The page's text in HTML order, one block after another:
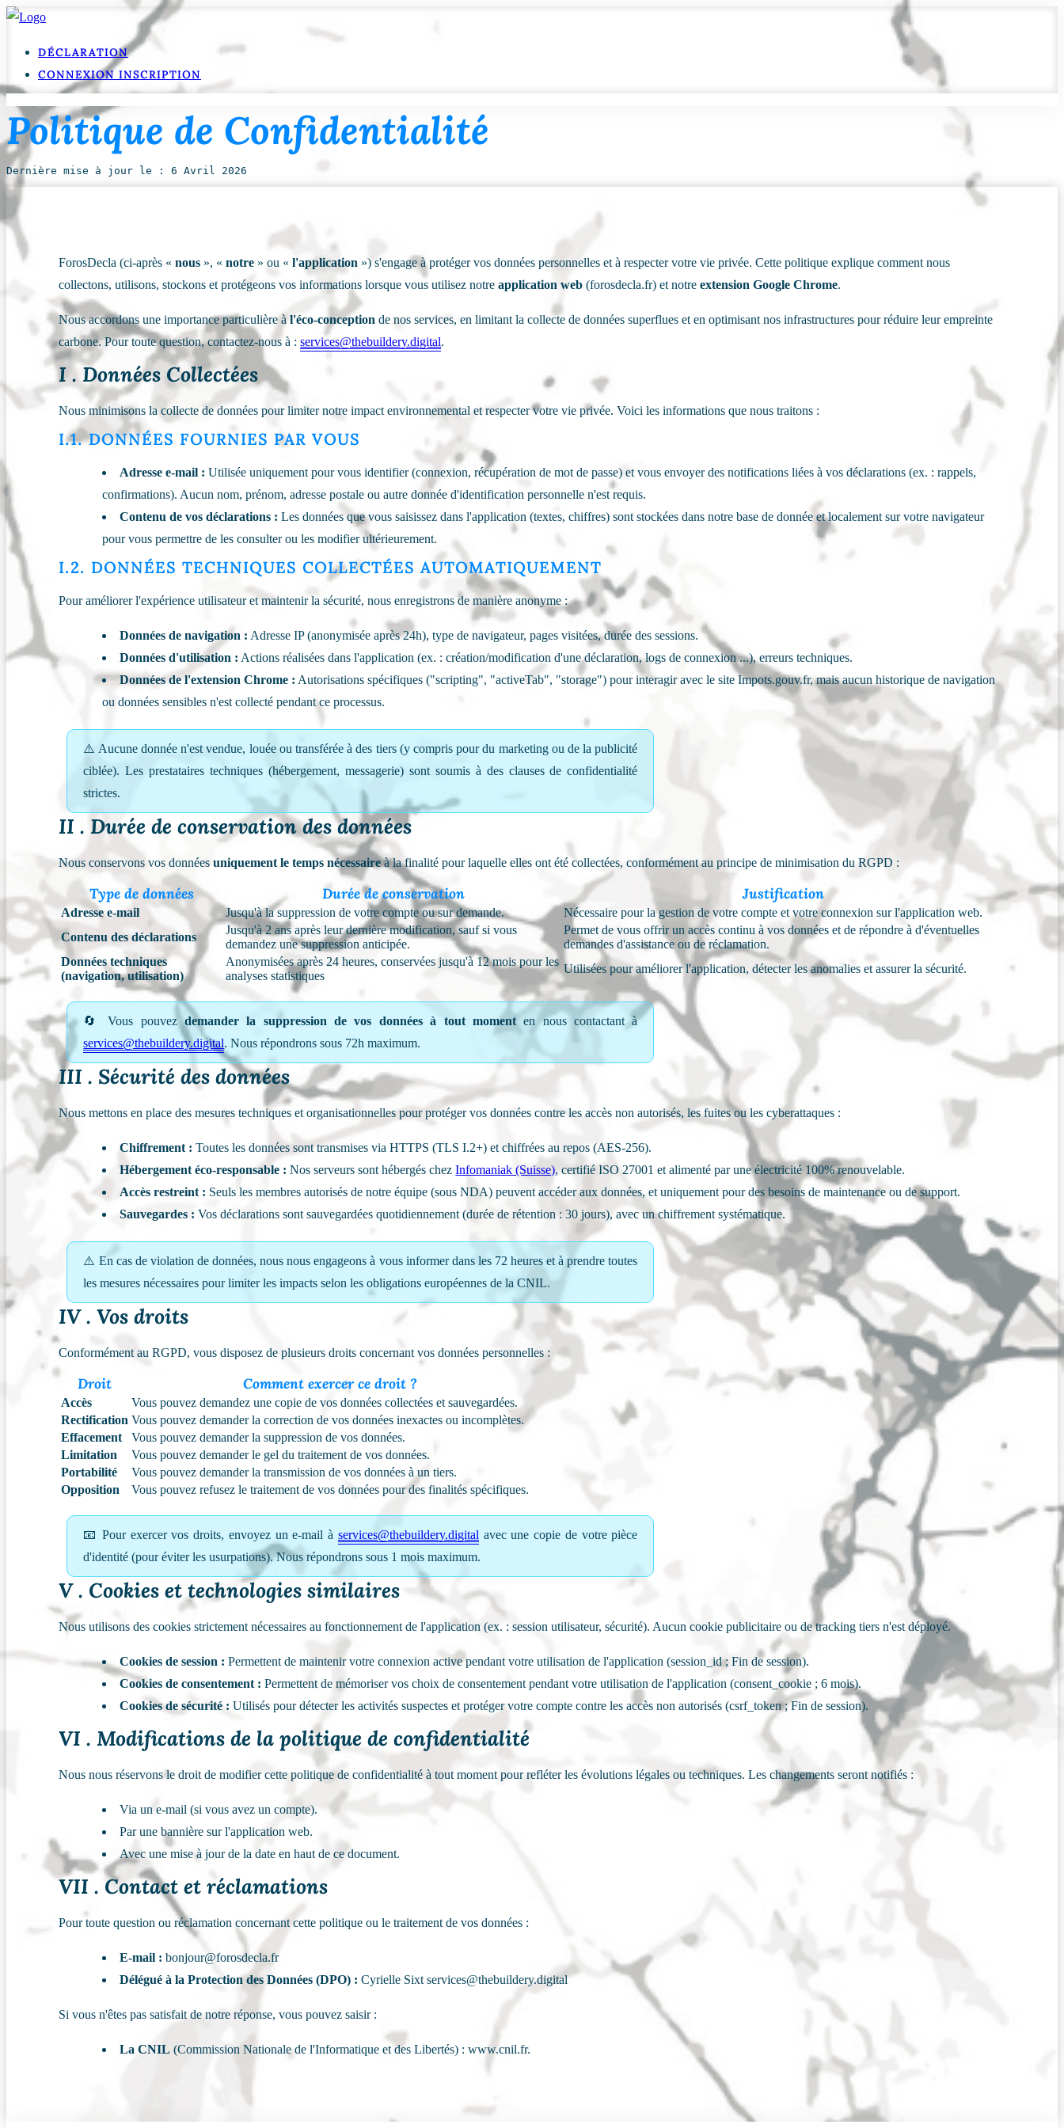
DÉCLARATION
CONNEXION INSCRIPTION
Politique de Confidentialité
Dernière mise à jour le : 6 Avril 2026
ForosDecla (ci-après «nous », «notre » ou «l'application ») s'engage à protéger vos données personnelles et à respecter votre vie privée. Cette politique explique comment nous
collectons, utilisons, stockons et protégeons vos informations lorsque vous utilisez notreapplication web (forosdecla.fr) et notreextension Google Chrome.
Nous accordons une importance particulière àl'éco-conception de nos services, en limitant la collecte de données superflues et en optimisant nos infrastructures pour réduire leur empreinte
carbone. Pour toute question, contactez-nous à :services@thebuildery.digital.
I . Données Collectées
Nous minimisons la collecte de données pour limiter notre impact environnemental et respecter votre vie privée. Voici les informations que nous traitons :
I.1. DONNÉES FOURNIES PAR VOUS
Adresse e-mail : Utilisée uniquement pour vous identifier (connexion, récupération de mot de passe) et vous envoyer des notifications liées à vos déclarations (ex. : rappels,
confirmations). Aucun nom, prénom, adresse postale ou autre donnée d'identification personnelle n'est requis.
Contenu de vos déclarations : Les données que vous saisissez dans l'application (textes, chiffres) sont stockées dans notre base de donnée et localement sur votre navigateur
pour vous permettre de les consulter ou les modifier ultérieurement.
I.2. DONNÉES TECHNIQUES COLLECTÉES AUTOMATIQUEMENT
Pour améliorer l'expérience utilisateur et maintenir la sécurité, nous enregistrons de manière anonyme :
Données de navigation : Adresse IP (anonymisée après 24h), type de navigateur, pages visitées, durée des sessions.
Données d'utilisation : Actions réalisées dans l'application (ex. : création/modification d'une déclaration, logs de connexion ...), erreurs techniques.
Données de l'extension Chrome : Autorisations spécifiques ("scripting", "activeTab", "storage") pour interagir avec le site Impots.gouv.fr, mais aucun historique de navigation
ou données sensibles n'est collecté pendant ce processus.
⚠️ Aucune donnée n'est vendue, louée ou transférée à des tiers (y compris pour du marketing ou de la publicité
ciblée). Les prestataires techniques (hébergement, messagerie) sont soumis à des clauses de confidentialité
strictes.
II . Durée de conservation des données
Nous conservons vos donnéesuniquement le temps nécessaireà la finalité pour laquelle elles ont été collectées, conformément au principe de minimisation du RGPD :
Type de données Durée de conservation Justification
Adresse e-mail Jusqu'à la suppression de votre compte ou sur demande.
Nécessaire pour la gestion de votre compte et votre connexion sur l'application web.
Contenu des déclarations
Jusqu'à 2 ans après leur dernière modification, sauf si vous
demandez une suppression anticipée.
Permet de vous offrir un accès continu à vos données et de répondre à d'éventuelles
demandes d'assistance ou de réclamation.
Données techniques
(navigation, utilisation)
Anonymisées après 24 heures, conservées jusqu'à 12 mois pour les
analyses statistiques
Utilisées pour améliorer l'application, détecter les anomalies et assurer la sécurité.
🔄 Vous pouvezdemander la suppression de vos données à tout momenten nous contactant à
services@thebuildery.digital. Nous répondrons sous 72h maximum.
III . Sécurité des données
Nous mettons en place des mesures techniques et organisationnelles pour protéger vos données contre les accès non autorisés, les fuites ou les cyberattaques :
Chiffrement : Toutes les données sont transmises via HTTPS (TLS I.2+) et chiffrées au repos (AES-256).
Hébergement éco-responsable : Nos serveurs sont hébergés chezInfomaniak (Suisse), certifié ISO 27001 et alimenté par une électricité 100% renouvelable.
Accès restreint : Seuls les membres autorisés de notre équipe (sous NDA) peuvent accéder aux données, et uniquement pour des besoins de maintenance ou de support.
Sauvegardes : Vos déclarations sont sauvegardées quotidiennement (durée de rétention : 30 jours), avec un chiffrement systématique.
⚠️ En cas de violation de données, nous nous engageons à vous informer dans les 72 heures et à prendre toutes
les mesures nécessaires pour limiter les impacts selon les obligations européennes de la CNIL.
IV . Vos droits
Conformément au RGPD, vous disposez de plusieurs droits concernant vos données personnelles :
Droit Comment exercer ce droit ?
Accès
Vous pouvez demandez une copie de vos données collectées et sauvegardées.
Rectification Vous pouvez demander la correction de vos données inexactes ou incomplètes.
Effacement
Vous pouvez demander la suppression de vos données.
Limitation
Vous pouvez demander le gel du traitement de vos données.
Portabilité
Vous pouvez demander la transmission de vos données à un tiers.
Opposition
Vous pouvez refusez le traitement de vos données pour des finalités spécifiques.
📧 Pour exercer vos droits, envoyez un e-mail à services@thebuildery.digital avec une copie de votre pièce
d'identité (pour éviter les usurpations). Nous répondrons sous 1 mois maximum.
V . Cookies et technologies similaires
Nous utilisons des cookies strictement nécessaires au fonctionnement de l'application (ex. : session utilisateur, sécurité). Aucun cookie publicitaire ou de tracking tiers n'est déployé.
Cookies de session : Permettent de maintenir votre connexion active pendant votre utilisation de l'application (session_id ; Fin de session).
Cookies de consentement : Permettent de mémoriser vos choix de consentement pendant votre utilisation de l'application (consent_cookie ; 6 mois).
Cookies de sécurité : Utilisés pour détecter les activités suspectes et protéger votre compte contre les accès non autorisés (csrf_token ; Fin de session).
VI . Modifications de la politique de confidentialité
Nous nous réservons le droit de modifier cette politique de confidentialité à tout moment pour refléter les évolutions légales ou techniques. Les changements seront notifiés :
Via un e-mail (si vous avez un compte).
Par une bannière sur l'application web.
Avec une mise à jour de la date en haut de ce document.
VII . Contact et réclamations
Pour toute question ou réclamation concernant cette politique ou le traitement de vos données :
E-mail : bonjour@forosdecla.fr
Délégué à la Protection des Données (DPO) : Cyrielle Sixt services@thebuildery.digital
Si vous n'êtes pas satisfait de notre réponse, vous pouvez saisir :
La CNIL (Commission Nationale de l'Informatique et des Libertés) : www.cnil.fr.